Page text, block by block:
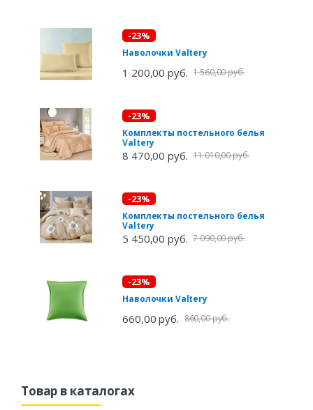
-23%
Наволочки Valtery
1 200,00 руб. 1 560,00 руб.
-23%
Комплекты постельного белья
Valtery
8 470,00 руб. 11 010,00 руб.
-23%
Комплекты постельного белья
Valtery
5 450,00 руб. 7 090,00 руб.
-23%
Наволочки Valtery
660,00 руб. 860,00 руб.
Товар в каталогах